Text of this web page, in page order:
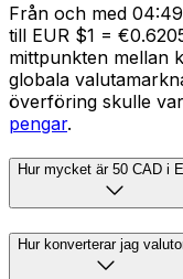
Från och med
till EUR $1 =
mittpunkten mellan
globala
överföring skulle
pengar.
Hur mycket är 50 CAD i
Hur konverterar jag